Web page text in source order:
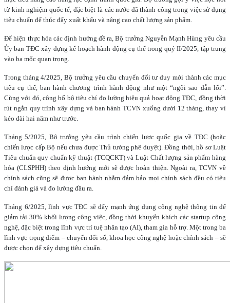
từ kinh nghiệm quốc tế, đặc biệt là các nước đã thành công trong việc sử dụng
tiêu chuẩn để thúc đẩy xuất khẩu và nâng cao chất lượng sản phẩm.
Để hiện thực hóa các định hướng đề ra, Bộ trưởng Nguyễn Mạnh Hùng yêu cầu
Ủy ban TĐC xây dựng kế hoạch hành động cụ thể trong quý II/2025, tập trung
vào ba mốc quan trọng.
Trong tháng 4/2025, Bộ trưởng yêu cầu chuyển đổi tư duy mới thành các mục
tiêu cụ thể, ban hành chương trình hành động như một “ngôi sao dẫn lối”.
Cùng với đó, công bố bộ tiêu chí đo lường hiệu quả hoạt động TĐC, đồng thời
rút ngắn quy trình xây dựng và ban hành TCVN xuống dưới 12 tháng, thay vì
kéo dài hai năm như trước.
Tháng 5/2025, Bộ trưởng yêu cầu trình chiến lược quốc gia về TĐC (hoặc
chiến lược cấp Bộ nếu chưa được Thủ tướng phê duyệt). Đồng thời, hồ sơ Luật
Tiêu chuẩn quy chuẩn kỹ thuật (TCQCKT) và Luật Chất lượng sản phẩm hàng
hóa (CLSPHH) theo định hướng mới sẽ được hoàn thiện. Ngoài ra, TCVN về
chính sách cũng sẽ được ban hành nhằm đảm bảo mọi chính sách đều có tiêu
chí đánh giá và đo lường đầu ra.
Tháng 6/2025, lĩnh vực TĐC sẽ đẩy mạnh ứng dụng công nghệ thông tin để
giảm tải 30% khối lượng công việc, đồng thời khuyến khích các startup công
nghệ, đặc biệt trong lĩnh vực trí tuệ nhân tạo (AI), tham gia hỗ trợ. Một trong ba
lĩnh vực trọng điểm – chuyển đổi số, khoa học công nghệ hoặc chính sách – sẽ
được chọn để xây dựng tiêu chuẩn.